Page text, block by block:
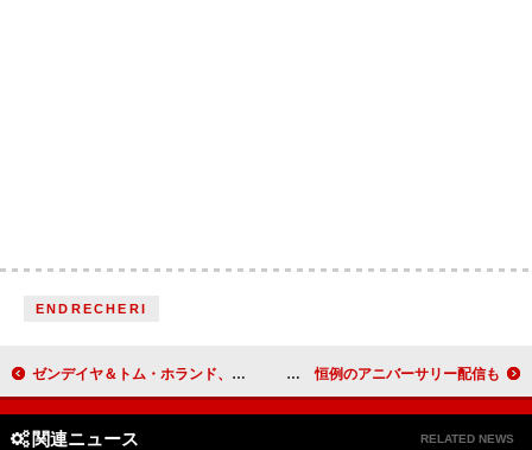
ENDRECHERI
ゼンデイヤ＆トム・ホランド、ついに婚約か バーチャルアーティストIA生誕13周年、ONE生誕10周年を記念した展示イベントが1/27に開催 恒例のアニバーサリー配信も
関連ニュース RELATED NEWS